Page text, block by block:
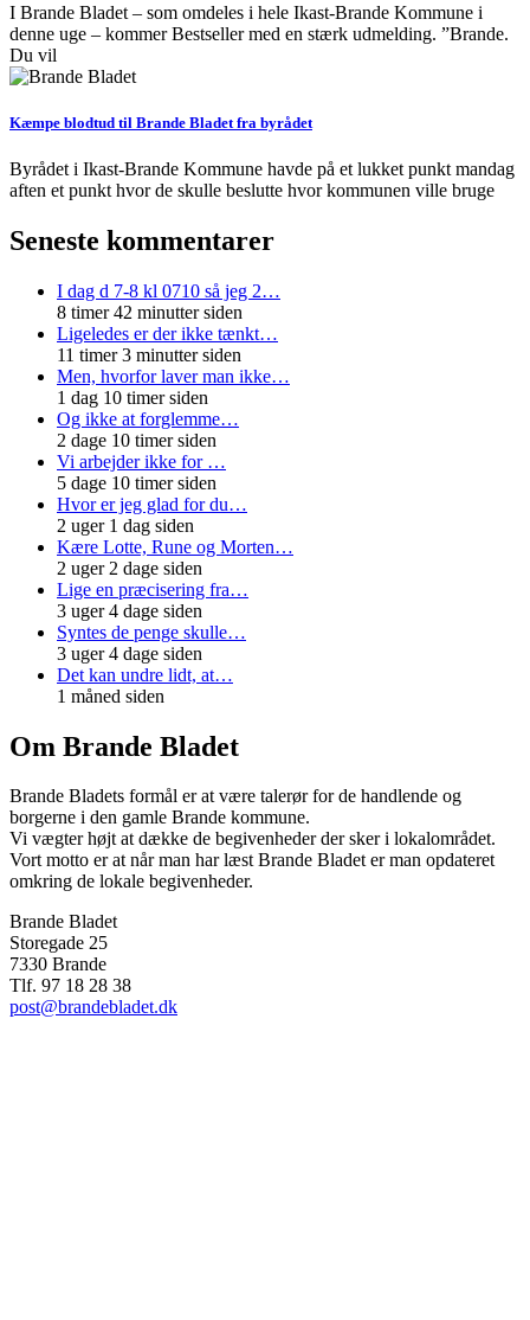
I Brande Bladet – som omdeles i hele Ikast-Brande Kommune i
denne uge – kommer Bestseller med en stærk udmelding. ”Brande.
Du vil
Kæmpe blodtud til Brande Bladet fra byrådet
Byrådet i Ikast-Brande Kommune havde på et lukket punkt mandag
aften et punkt hvor de skulle beslutte hvor kommunen ville bruge
Seneste kommentarer
I dag d 7-8 kl 0710 så jeg 2…
8 timer 42 minutter siden
Ligeledes er der ikke tænkt…
11 timer 3 minutter siden
Men, hvorfor laver man ikke…
1 dag 10 timer siden
Og ikke at forglemme…
2 dage 10 timer siden
Vi arbejder ikke for …
5 dage 10 timer siden
Hvor er jeg glad for du…
2 uger 1 dag siden
Kære Lotte, Rune og Morten…
2 uger 2 dage siden
Lige en præcisering fra…
3 uger 4 dage siden
Syntes de penge skulle…
3 uger 4 dage siden
Det kan undre lidt, at…
1 måned siden
Om Brande Bladet
Brande Bladets formål er at være talerør for de handlende og
borgerne i den gamle Brande kommune.
Vi vægter højt at dække de begivenheder der sker i lokalområdet.
Vort motto er at når man har læst Brande Bladet er man opdateret
omkring de lokale begivenheder.
Brande Bladet
Storegade 25
7330 Brande
Tlf. 97 18 28 38
post@brandebladet.dk